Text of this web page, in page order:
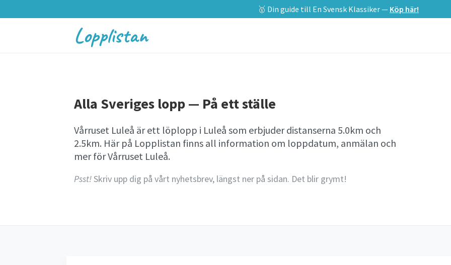
🥇 Din guide till En Svensk Klassiker — Köp här!
Lopplistan
Alla Sveriges lopp — På ett ställe
Vårruset Luleå är ett löplopp i Luleå som erbjuder distanserna 5.0km och
2.5km. Här på Lopplistan finns all information om loppdatum, anmälan och
mer för Vårruset Luleå.
Psst!Skriv upp dig på vårt nyhetsbrev, längst ner på sidan. Det blir grymt!